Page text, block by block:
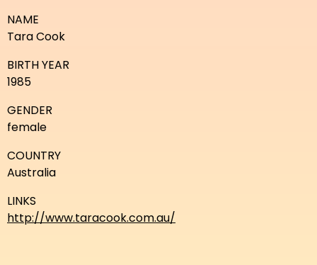
NAME
Tara Cook
BIRTH YEAR
1985
GENDER
female
COUNTRY
Australia
LINKS
http://www.taracook.com.au/